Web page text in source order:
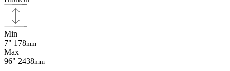
Min
7" 178mm
Max
96" 2438mm